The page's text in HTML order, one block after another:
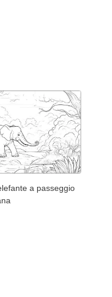
a passeggio